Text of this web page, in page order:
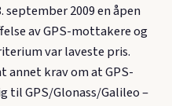
2009 en åpen
av GPS-mottakere og
var laveste pris.
annet krav om at GPS-
til GPS/Glonass/Galileo –